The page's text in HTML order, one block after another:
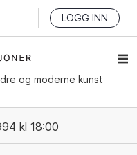
LOGG INN
og moderne kunst
kl 18:00